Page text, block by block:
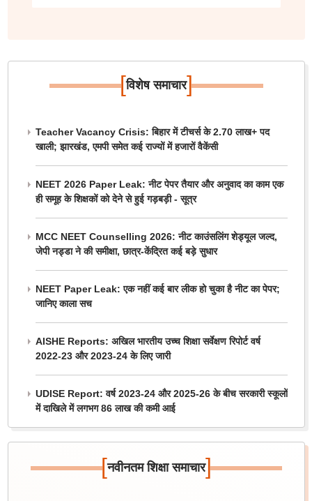
[विशेष समाचार]
Teacher Vacancy Crisis: बिहार में टीचर्स के 2.70 लाख+ पद
खाली; झारखंड, एमपी समेत कई राज्यों में हजारों वैकेंसी
NEET 2026 Paper Leak: नीट पेपर तैयार और अनुवाद का काम एक
ही समूह के शिक्षकों को देने से हुई गड़बड़ी - सूत्र
MCC NEET Counselling 2026: नीट काउंसलिंग शेड्यूल जल्द,
जेपी नड्डा ने की समीक्षा, छात्र-केंद्रित कई बड़े सुधार
NEET Paper Leak: एक नहीं कई बार लीक हो चुका है नीट का पेपर;
जानिए काला सच
AISHE Reports: अखिल भारतीय उच्च शिक्षा सर्वेक्षण रिपोर्ट वर्ष
2022-23 और 2023-24 के लिए जारी
UDISE Report: वर्ष 2023-24 और 2025-26 के बीच सरकारी स्कूलों
में दाखिले में लगभग 86 लाख की कमी आई
[नवीनतम शिक्षा समाचार]